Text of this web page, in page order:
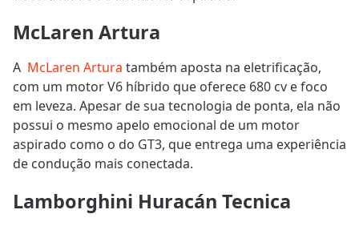
McLaren Artura
A McLaren Artura também aposta na eletrificação,
com um motor V6 híbrido que oferece 680 cv e foco
em leveza. Apesar de sua tecnologia de ponta, ela não
possui o mesmo apelo emocional de um motor
aspirado como o do GT3, que entrega uma experiência
de condução mais conectada.
Lamborghini Huracán Tecnica